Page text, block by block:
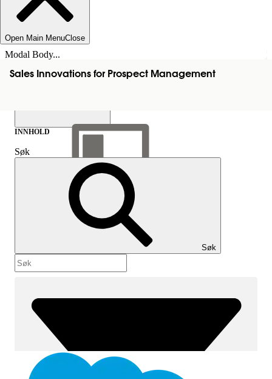
Open Main MenuClose
Modal Body...
Sales Innovations for Prospect Management
Vis innholdsfortegnelse
Innhold
INNHOLD
Søk
Søk